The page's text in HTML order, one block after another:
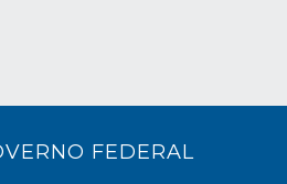
FEDERAL